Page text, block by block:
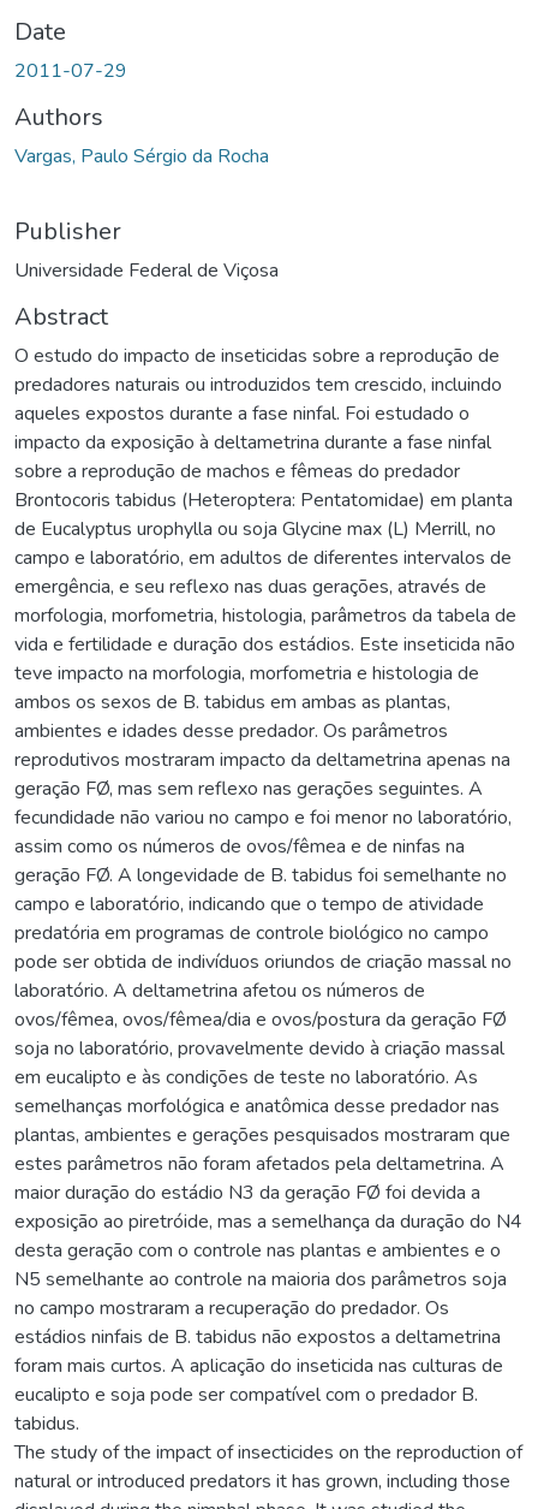
Date
2011-07-29
Authors
Vargas, Paulo Sérgio da Rocha
Publisher
Universidade Federal de Viçosa
Abstract
O estudo do impacto de inseticidas sobre a reprodução de
predadores naturais ou introduzidos tem crescido, incluindo
aqueles expostos durante a fase ninfal. Foi estudado o
impacto da exposição à deltametrina durante a fase ninfal
sobre a reprodução de machos e fêmeas do predador
Brontocoris tabidus (Heteroptera: Pentatomidae) em planta
de Eucalyptus urophylla ou soja Glycine max (L) Merrill, no
campo e laboratório, em adultos de diferentes intervalos de
emergência, e seu reflexo nas duas gerações, através de
morfologia, morfometria, histologia, parâmetros da tabela de
vida e fertilidade e duração dos estádios. Este inseticida não
teve impacto na morfologia, morfometria e histologia de
ambos os sexos de B. tabidus em ambas as plantas,
ambientes e idades desse predador. Os parâmetros
reprodutivos mostraram impacto da deltametrina apenas na
geração FØ, mas sem reflexo nas gerações seguintes. A
fecundidade não variou no campo e foi menor no laboratório,
assim como os números de ovos/fêmea e de ninfas na
geração FØ. A longevidade de B. tabidus foi semelhante no
campo e laboratório, indicando que o tempo de atividade
predatória em programas de controle biológico no campo
pode ser obtida de indivíduos oriundos de criação massal no
laboratório. A deltametrina afetou os números de
ovos/fêmea, ovos/fêmea/dia e ovos/postura da geração FØ
soja no laboratório, provavelmente devido à criação massal
em eucalipto e às condições de teste no laboratório. As
semelhanças morfológica e anatômica desse predador nas
plantas, ambientes e gerações pesquisados mostraram que
estes parâmetros não foram afetados pela deltametrina. A
maior duração do estádio N3 da geração FØ foi devida a
exposição ao piretróide, mas a semelhança da duração do N4
desta geração com o controle nas plantas e ambientes e o
N5 semelhante ao controle na maioria dos parâmetros soja
no campo mostraram a recuperação do predador. Os
estádios ninfais de B. tabidus não expostos a deltametrina
foram mais curtos. A aplicação do inseticida nas culturas de
eucalipto e soja pode ser compatível com o predador B.
tabidus.
The study of the impact of insecticides on the reproduction of
natural or introduced predators it has grown, including those